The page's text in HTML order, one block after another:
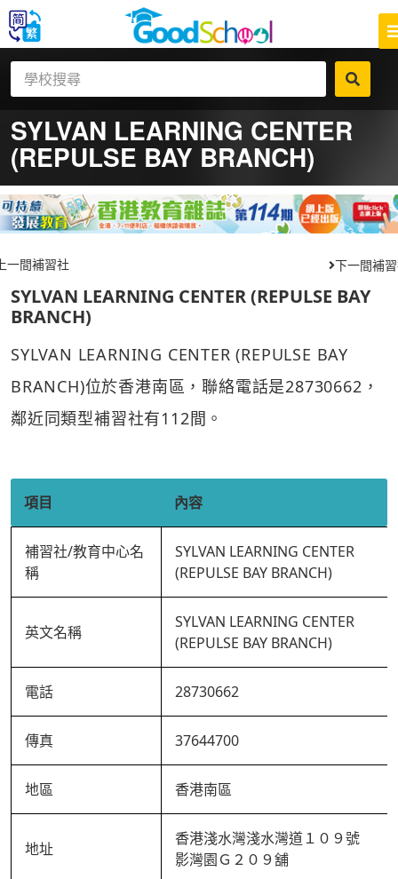
SYLVAN LEARNING CENTER
(REPULSE BAY BRANCH)
一間補習社 下一間補
SYLVAN LEARNING CENTER (REPULSE BAY
BRANCH)
SYLVAN LEARNING CENTER (REPULSE BAY
BRANCH)位於香港南區，聯絡電話是28730662，
鄰近同類型補習社有112間。
項目 內容
補習社/教育中心名
稱
SYLVAN LEARNING CENTER
(REPULSE BAY BRANCH)
英文名稱
SYLVAN LEARNING CENTER
(REPULSE BAY BRANCH)
電話 28730662
傳真 37644700
地區 香港南區
地址
香港淺水灣淺水灣道１０９號
影灣園Ｇ２０９舖